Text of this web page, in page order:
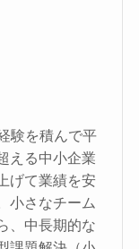
験を積んで平
える中小企業
げて業績を安
小さなチーム
、中長期的な